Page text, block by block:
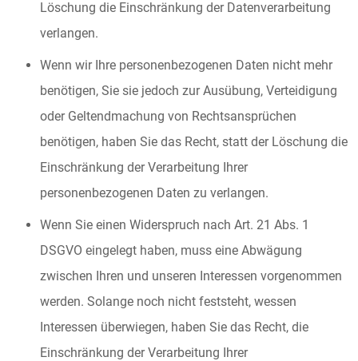
Löschung die Einschränkung der Datenverarbeitung
verlangen.
Wenn wir Ihre personenbezogenen Daten nicht mehr
benötigen, Sie sie jedoch zur Ausübung, Verteidigung
oder Geltendmachung von Rechtsansprüchen
benötigen, haben Sie das Recht, statt der Löschung die
Einschränkung der Verarbeitung Ihrer
personenbezogenen Daten zu verlangen.
Wenn Sie einen Widerspruch nach Art. 21 Abs. 1
DSGVO eingelegt haben, muss eine Abwägung
zwischen Ihren und unseren Interessen vorgenommen
werden. Solange noch nicht feststeht, wessen
Interessen überwiegen, haben Sie das Recht, die
Einschränkung der Verarbeitung Ihrer